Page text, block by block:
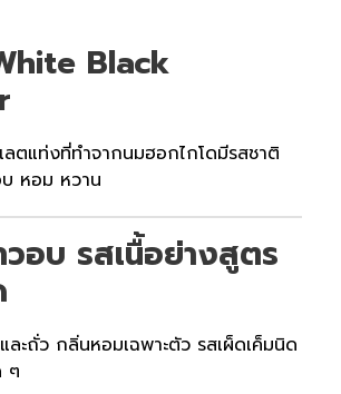
Black
ตแท่งที่ทำจากนมฮอกไกโดมีรสชาติ
หอม หวาน
อบ รสเนื้อย่างสูตร
ละถั่ว กลิ่นหอมเฉพาะตัว รสเผ็ดเค็มนิด
ๆ